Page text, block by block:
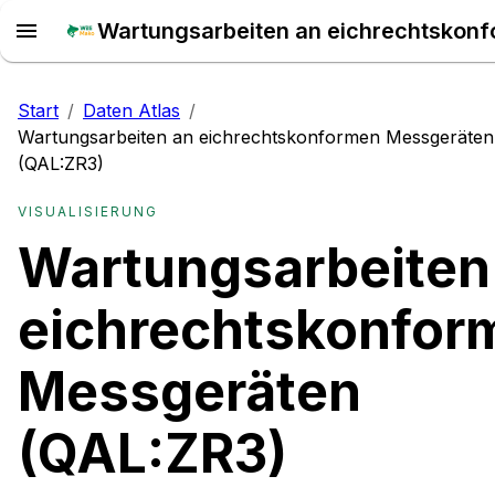
Start / Daten Atlas /
Wartungsarbeiten an eichrechtskonformen Messgeräten
(QAL:ZR3)
VISUALISIERUNG
Messgeräten
(QAL:ZR3)